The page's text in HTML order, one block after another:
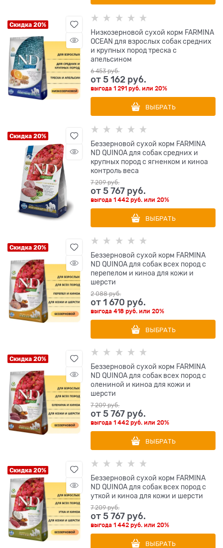
Скидка 20%
Низкозерновой cухой корм FARMINA
OCEAN для взрослых собак средних
и крупных пород треска с
апельсином
6 453 руб.
от5 162 руб.
выгода1 291 руб. или20%
ВЫБРАТЬ
Скидка 20%
Беззерновой cухой корм FARMINA
ND QUINOA для собак средних и
крупных пород с ягненком и киноа
контроль веса
7 209 руб.
от5 767 руб.
выгода1 442 руб. или20%
ВЫБРАТЬ
Скидка 20%
Беззерновой cухой корм FARMINA
ND QUINOA для собак всех пород с
перепелом и киноа для кожи и
шерсти
2 088 руб.
от1 670 руб.
выгода418 руб. или20%
ВЫБРАТЬ
Скидка 20%
Беззерновой cухой корм FARMINA
ND QUINOA для собак всех пород с
олениной и киноа для кожи и
шерсти
7 209 руб.
от5 767 руб.
выгода1 442 руб. или20%
ВЫБРАТЬ
Скидка 20%
Беззерновой cухой корм FARMINA
ND QUINOA для собак всех пород с
уткой и киноа для кожи и шерсти
7 209 руб.
от5 767 руб.
выгода1 442 руб. или20%
ВЫБРАТЬ